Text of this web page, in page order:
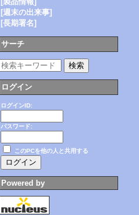
[週末の出来事]
[長期署名]
サーチ
ログイン
ログインID:
パスワード:
このPCを他の人と共用する
Powered by